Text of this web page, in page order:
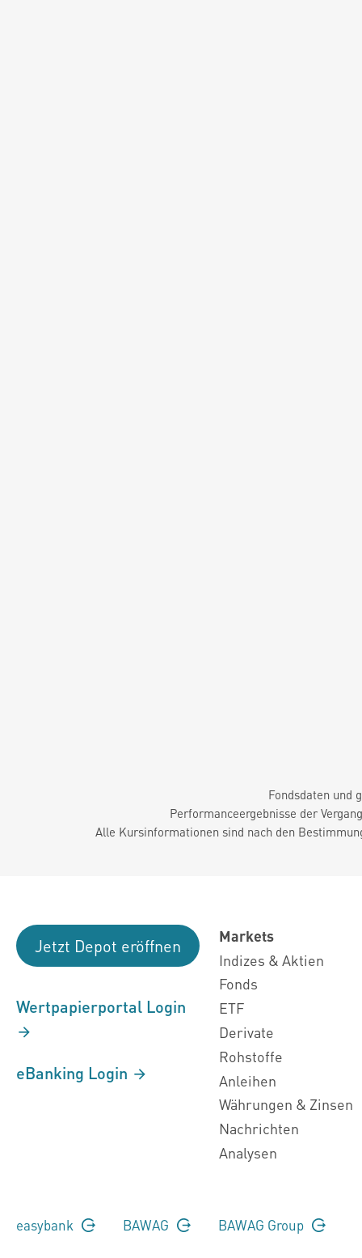
Fondsdaten und
Performanceergebnisse der
Alle Kursinformationen sind nach den
Jetzt Depot eröffnen
Wertpapierportal Login
eBanking Login
Markets
Indizes & Aktien
Fonds
ETF
Derivate
Rohstoffe
Anleihen
Währungen & Zinsen
Nachrichten
Analysen
easybank BAWAG BAWAG Group